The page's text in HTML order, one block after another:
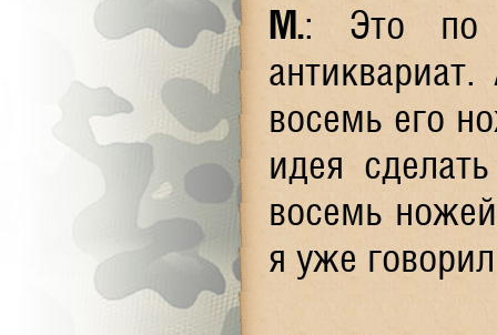
М.: Это по
восемь его
идея
восемь
я уже